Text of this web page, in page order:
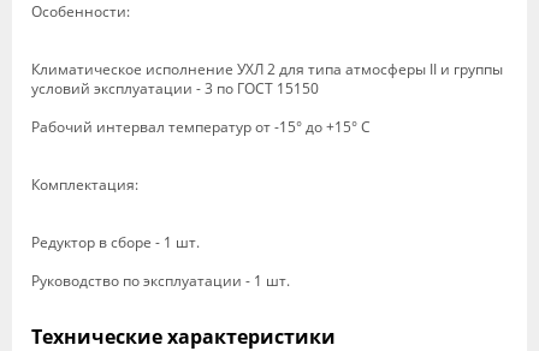
Особенности:
Климатическое исполнение УХЛ 2 для типа атмосферы II и группы
условий эксплуатации - 3 по ГОСТ 15150
Рабочий интервал температур от -15° до +15° С
Комплектация:
Редуктор в сборе - 1 шт.
Руководство по эксплуатации - 1 шт.
Технические характеристики